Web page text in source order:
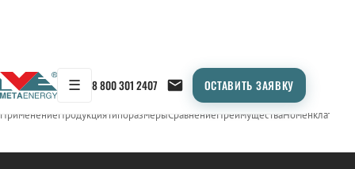
☰ 8 800 301 2407 ОСТАВИТЬ ЗАЯВКУ
← Продукция/ШИНОПРОВОД
ПрименениеПродукцияТипоразмерыСравнениеПреимуществаНоменклатура